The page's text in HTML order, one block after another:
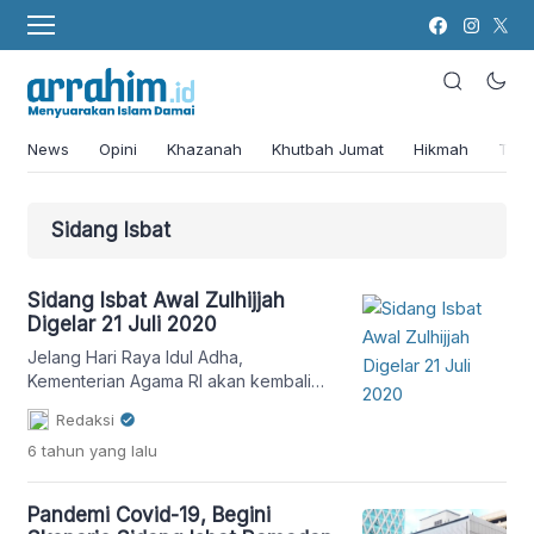
News Opini Khazanah Khutbah Jumat Hikmah
Sidang Isbat
Sidang Isbat Awal Zulhijjah
Digelar 21 Juli 2020
Jelang Hari Raya Idul Adha,
Kementerian Agama RI akan kembali
menggelar sidang isbat (penetapan)
awal Zulhijjah 1441H.
Redaksi
6 tahun yang lalu
Pandemi Covid-19, Begini